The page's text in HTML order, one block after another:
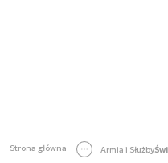
Strona główna Armia i Służby